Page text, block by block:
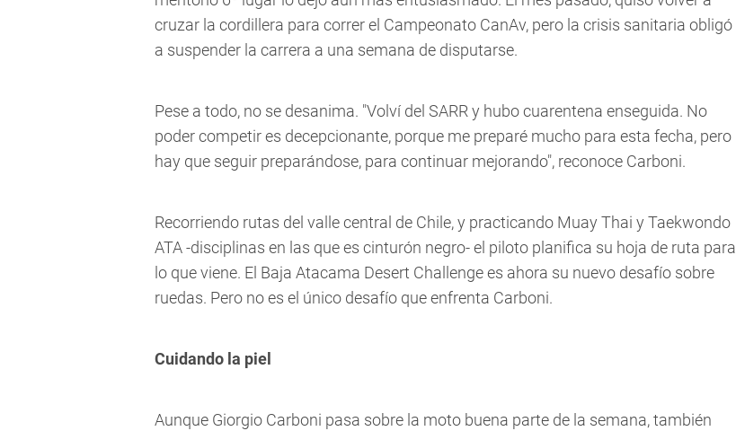
cruzar la cordillera para correr el Campeonato CanAv, pero la crisis sanitaria obligó
a suspender la carrera a una semana de disputarse.
Pese a todo, no se desanima. "Volví del SARR y hubo cuarentena enseguida. No
poder competir es decepcionante, porque me preparé mucho para esta fecha, pero
hay que seguir preparándose, para continuar mejorando", reconoce Carboni.
Recorriendo rutas del valle central de Chile, y practicando Muay Thai y Taekwondo
ATA -disciplinas en las que es cinturón negro- el piloto planifica su hoja de ruta para
lo que viene. El Baja Atacama Desert Challenge es ahora su nuevo desafío sobre
ruedas. Pero no es el único desafío que enfrenta Carboni.
Cuidando la piel
Aunque Giorgio Carboni pasa sobre la moto buena parte de la semana, también